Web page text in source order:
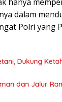
dalam
Polri yang
Dukung
dan Jalur